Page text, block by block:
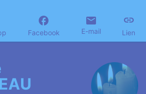
Facebook E-mail Lien